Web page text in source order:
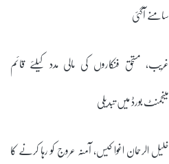
سامنے آگئی
غریب، مستحق فنکاروں کی مالی مدد کیلئے قائم
مینجمنٹ بورڈ میں تبدیلی
خلیل الرحمان اغوا کیس، آمنہ عروج کو رہا کرنے کا